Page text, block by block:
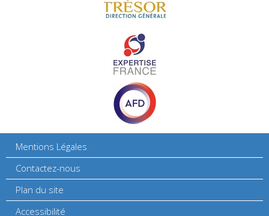
Mentions Légales
Contactez-nous
Plan du site
Accessibilité